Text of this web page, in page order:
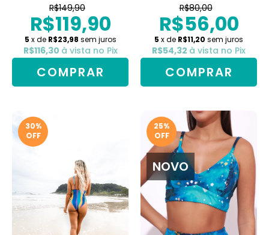
R$149,90
R$119,90
5 x de R$23,98 sem juros
R$116,30 à vista no Pix
COMPRAR
R$80,00
R$56,00
5 x de R$11,20 sem juros
R$54,32 à vista no Pix
COMPRAR
30%
OFF
25%
OFF
NOVO